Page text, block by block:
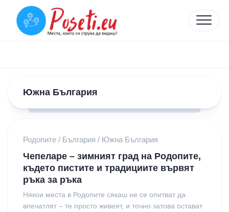
content
Южна България
Родопите / България / Южна България
Чепеларе – зимният град на Родопите,
където пистите и традициите вървят
ръка за ръка
Някои места в Родопите сякаш не се опитват да
впечатлят – те просто живеят, и точно затова остават